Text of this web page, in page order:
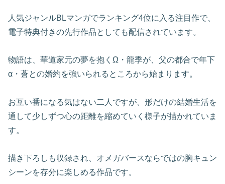
人気ジャンルBLマンガでランキング4位に入る注目作で、
電子特典付きの先行作品としても配信されています。
物語は、華道家元の夢を抱くΩ・龍季が、父の都合で年下
α・蒼との婚約を強いられるところから始まります。
お互い番になる気はない二人ですが、形だけの結婚生活を
通して少しずつ心の距離を縮めていく様子が描かれていま
す。
描き下ろしも収録され、オメガバースならではの胸キュン
シーンを存分に楽しめる作品です。